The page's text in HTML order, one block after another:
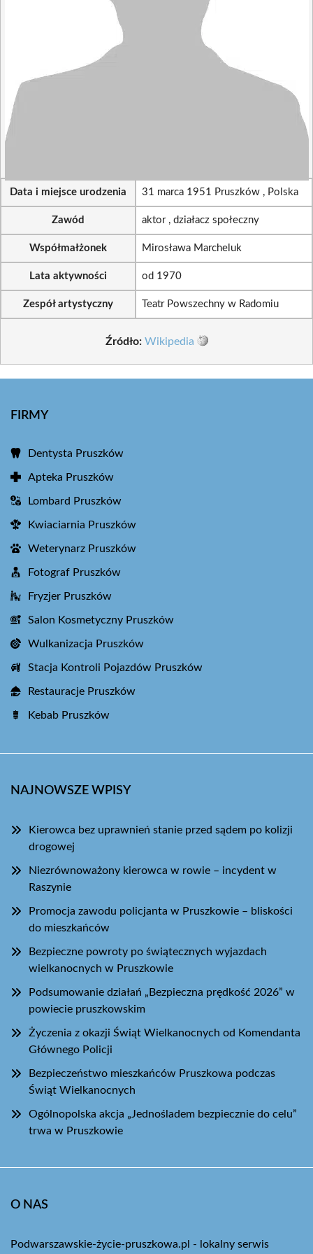
Data i miejsce urodzenia 31 marca 1951 Pruszków , Polska
Zawód aktor , działacz społeczny
Współmałżonek Mirosława Marcheluk
Lata aktywności od 1970
Zespół artystyczny Teatr Powszechny w Radomiu
Źródło: Wikipedia
FIRMY
Dentysta Pruszków
Apteka Pruszków
Lombard Pruszków
Kwiaciarnia Pruszków
Weterynarz Pruszków
Fotograf Pruszków
Fryzjer Pruszków
Salon Kosmetyczny Pruszków
Wulkanizacja Pruszków
Stacja Kontroli Pojazdów Pruszków
Restauracje Pruszków
Kebab Pruszków
NAJNOWSZE WPISY
Kierowca bez uprawnień stanie przed sądem po kolizji
drogowej
Niezrównoważony kierowca w rowie – incydent w
Raszynie
Promocja zawodu policjanta w Pruszkowie – bliskości
do mieszkańców
Bezpieczne powroty po świątecznych wyjazdach
wielkanocnych w Pruszkowie
Podsumowanie działań „Bezpieczna prędkość 2026” w
powiecie pruszkowskim
Życzenia z okazji Świąt Wielkanocnych od Komendanta
Głównego Policji
Bezpieczeństwo mieszkańców Pruszkowa podczas
Świąt Wielkanocnych
Ogólnopolska akcja „Jednośladem bezpiecznie do celu”
trwa w Pruszkowie
O NAS
Podwarszawskie-życie-pruszkowa.pl - lokalny serwis